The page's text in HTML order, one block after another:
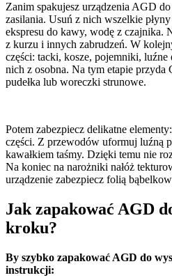
Zanim spakujesz urządzenia AGD
zasilania. Usuń z nich wszelkie
ekspresu do kawy, wodę z czajnika.
z kurzu i innych zabrudzeń. W
części: tacki, kosze, pojemniki, luźne
nich z osobna. Na tym etapie przyda
pudełka lub woreczki strunowe.
Potem zabezpiecz delikatne
części. Z przewodów uformuj luźną
kawałkiem taśmy. Dzięki temu nie
Na koniec na narożniki nałóż
urządzenie zabezpiecz folią
Jak zapakować AGD
kroku?
By szybko zapakować AGD do
instrukcji: